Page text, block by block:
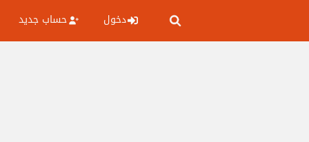
دخول حساب جديد